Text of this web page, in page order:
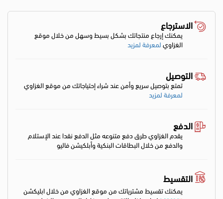
الاسترجاع
يمكنك إرجاع منتجاتك بشكل بسيط وسهل من خلال موقع
الغزاويلمعرفة لمزيد
التوصيل
تمتع بتوصيل سريع وأمن عند شراء إحتياجاتك من موقع الغزاوي
لمعرفة لمزيد
الدفع
يقدم الغزاوي طرق دفع متنوعه مثل الدفع نقدا عند الإستلام
والدفع من خلال البطاقات البنكية وأبلكيشن فاليو
التقسيط
يمكنك تقسيط مشترياتك من موقع الغزاوي من خلال ابليكشن